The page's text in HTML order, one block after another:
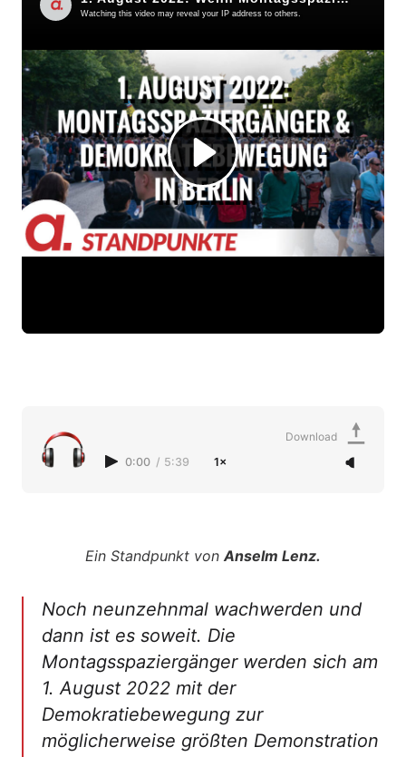
0:00 / 5:39 1×
Download
Ein Standpunkt vonAnselm Lenz.
Noch neunzehnmal wachwerden und
dann ist es soweit. Die
Montagsspaziergänger werden sich am
1. August 2022 mit der
Demokratiebewegung zur
möglicherweise größten Demonstration